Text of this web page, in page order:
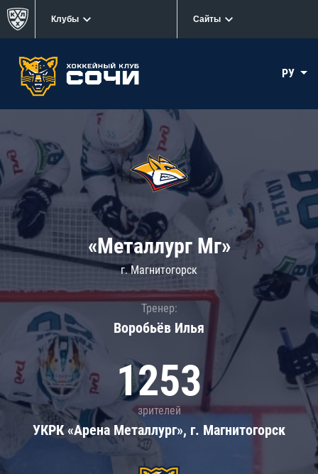
Клубы Сайты
РУ
«Металлург Мг»
г. Магнитогорск
Тренер:
Воробьёв Илья
1253
зрителей
УКРК «Арена Металлург», г. Магнитогорск